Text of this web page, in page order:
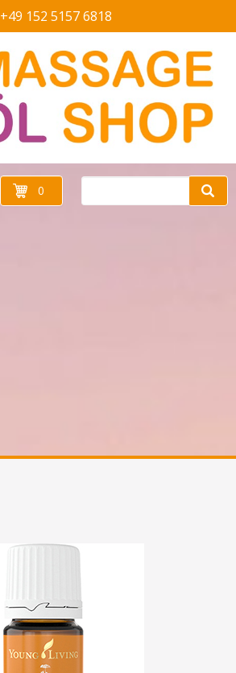
+49 152 5157 6818
0